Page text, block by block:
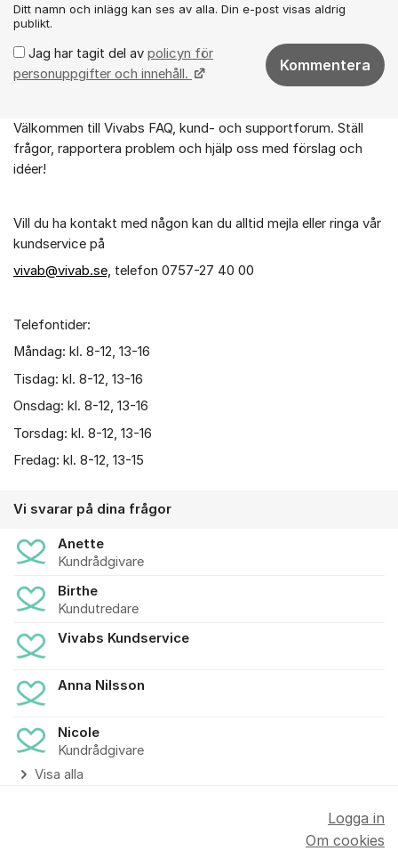
Ditt namn och inlägg kan ses av alla. Din e-post visas aldrig
publikt.
Jag har tagit del av policyn för
personuppgifter och innehåll.
Kommentera
Om forumet
Välkommen till Vivabs FAQ, kund- och supportforum. Ställ
frågor, rapportera problem och hjälp oss med förslag och
idéer!
Vill du ha kontakt med någon kan du alltid mejla eller ringa vår
kundservice på
vivab@vivab.se, telefon 0757-27 40 00
Telefontider:
Måndag: kl. 8-12, 13-16
Tisdag: kl. 8-12, 13-16
Onsdag: kl. 8-12, 13-16
Torsdag: kl. 8-12, 13-16
Fredag: kl. 8-12, 13-15
Vi svarar på dina frågor
Anette
Kundrådgivare
Birthe
Kundutredare
Vivabs Kundservice
Anna Nilsson
Nicole
Kundrådgivare
Visa alla
Logga in
Om cookies